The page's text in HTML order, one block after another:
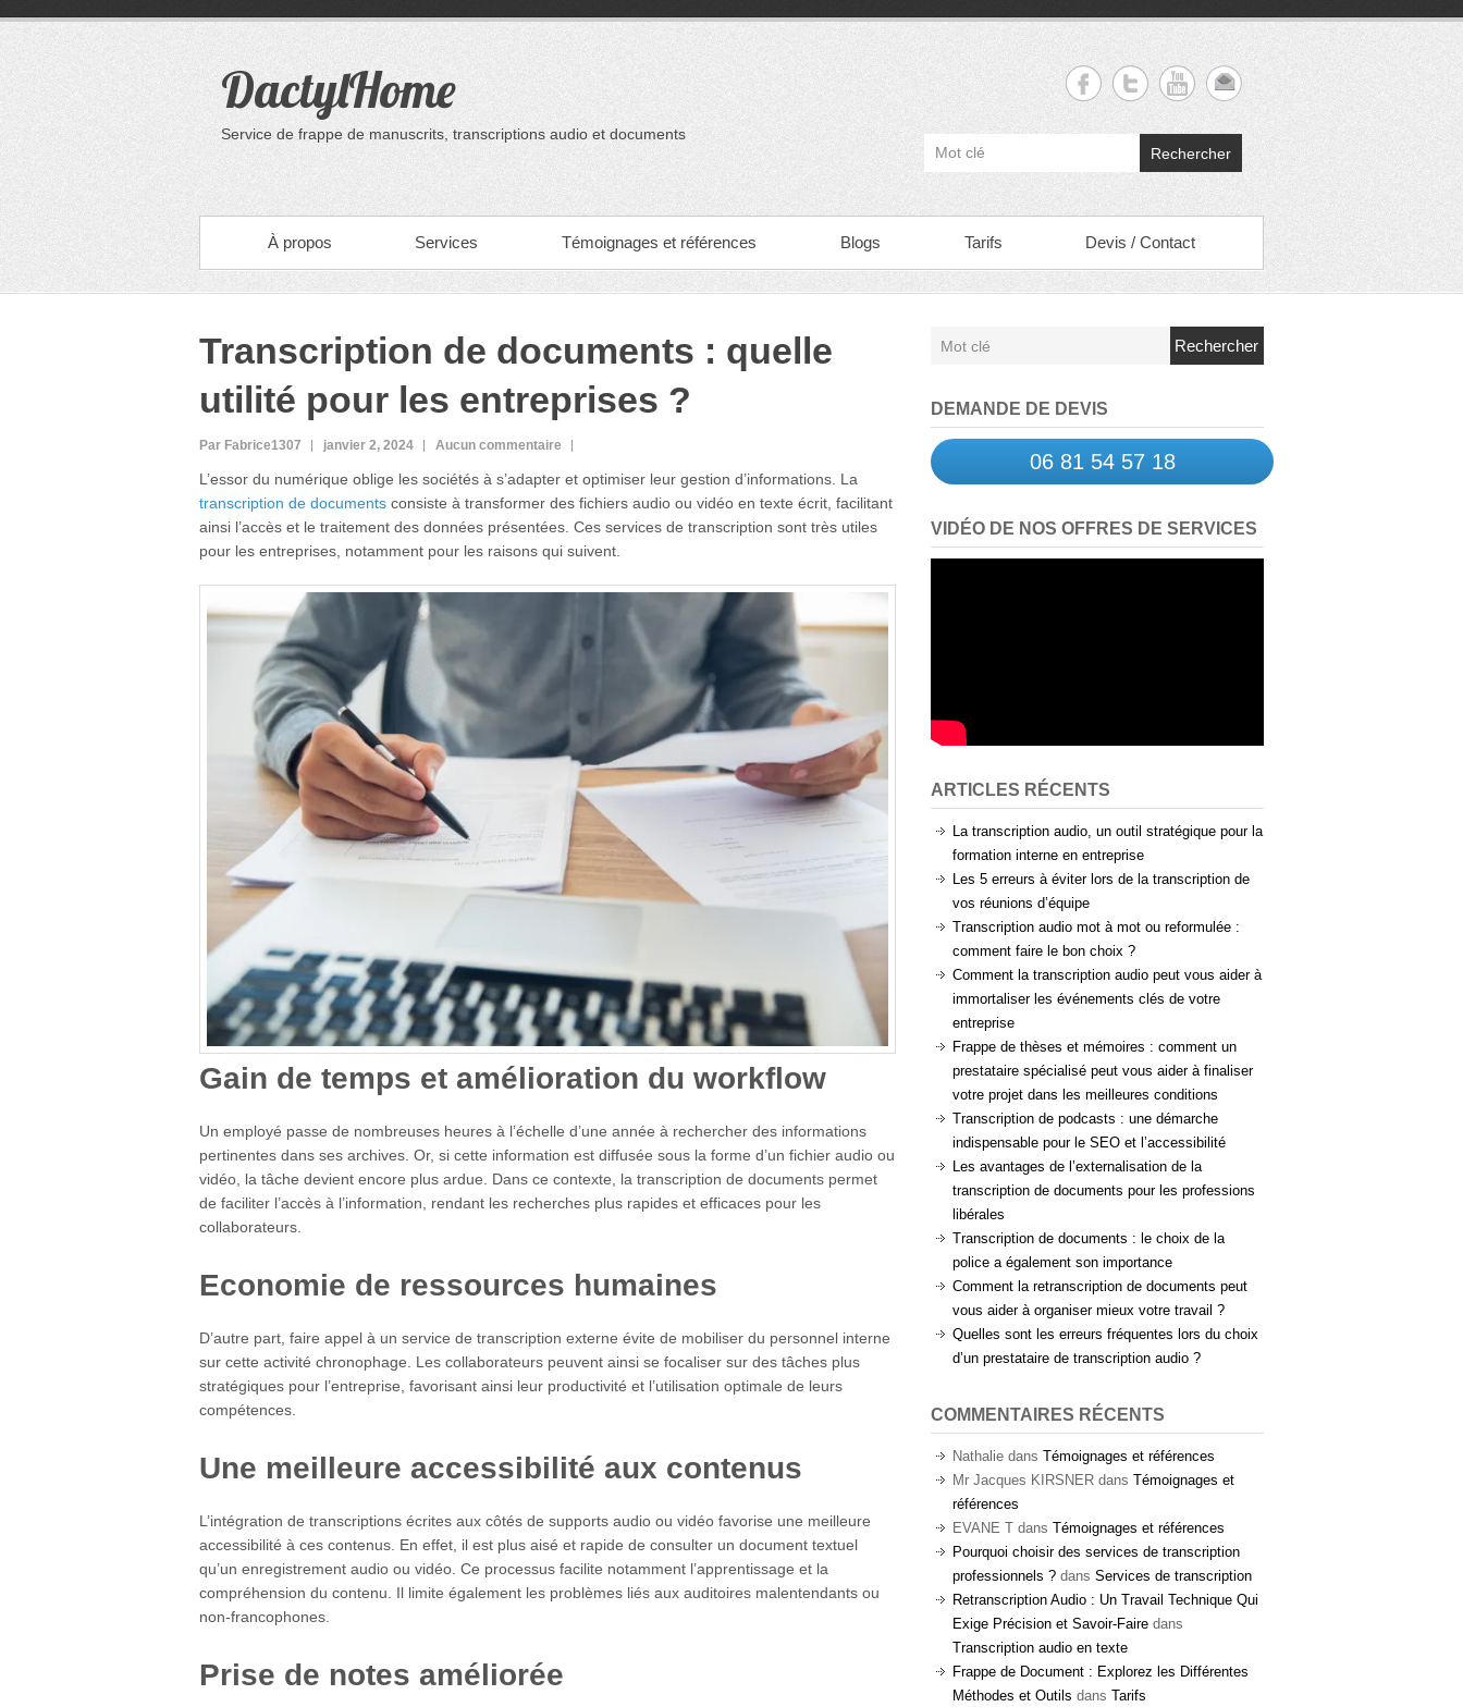
DactylHome
Service de frappe de manuscrits, transcriptions audio et documents
Rechercher
PRIMARY MENU
À propos Services Témoignages et références Blogs Tarifs Devis / Contact
Transcription de documents : quelle
utilité pour les entreprises ?
Par Fabrice1307 janvier 2, 2024 Aucun commentaire
L’essor du numérique oblige les sociétés à s’adapter et optimiser leur gestion d’informations. La
transcription de documents consiste à transformer des fichiers audio ou vidéo en texte écrit, facilitant
ainsi l’accès et le traitement des données présentées. Ces services de transcription sont très utiles
pour les entreprises, notamment pour les raisons qui suivent.
Gain de temps et amélioration du workflow
Un employé passe de nombreuses heures à l’échelle d’une année à rechercher des informations
pertinentes dans ses archives. Or, si cette information est diffusée sous la forme d’un fichier audio ou
vidéo, la tâche devient encore plus ardue. Dans ce contexte, la transcription de documents permet
de faciliter l’accès à l’information, rendant les recherches plus rapides et efficaces pour les
collaborateurs.
Economie de ressources humaines
D’autre part, faire appel à un service de transcription externe évite de mobiliser du personnel interne
sur cette activité chronophage. Les collaborateurs peuvent ainsi se focaliser sur des tâches plus
stratégiques pour l’entreprise, favorisant ainsi leur productivité et l’utilisation optimale de leurs
compétences.
Une meilleure accessibilité aux contenus
L’intégration de transcriptions écrites aux côtés de supports audio ou vidéo favorise une meilleure
accessibilité à ces contenus. En effet, il est plus aisé et rapide de consulter un document textuel
qu’un enregistrement audio ou vidéo. Ce processus facilite notamment l’apprentissage et la
compréhension du contenu. Il limite également les problèmes liés aux auditoires malentendants ou
non-francophones.
Prise de notes améliorée
Rechercher
DEMANDE DE DEVIS
06 81 54 57 18
VIDÉO DE NOS OFFRES DE SERVICES
ARTICLES RÉCENTS
La transcription audio, un outil stratégique pour la
formation interne en entreprise
Les 5 erreurs à éviter lors de la transcription de
vos réunions d’équipe
Transcription audio mot à mot ou reformulée :
comment faire le bon choix ?
Comment la transcription audio peut vous aider à
immortaliser les événements clés de votre
entreprise
Frappe de thèses et mémoires : comment un
prestataire spécialisé peut vous aider à finaliser
votre projet dans les meilleures conditions
Transcription de podcasts : une démarche
indispensable pour le SEO et l’accessibilité
Les avantages de l’externalisation de la
transcription de documents pour les professions
libérales
Transcription de documents : le choix de la
police a également son importance
Comment la retranscription de documents peut
vous aider à organiser mieux votre travail ?
Quelles sont les erreurs fréquentes lors du choix
d’un prestataire de transcription audio ?
COMMENTAIRES RÉCENTS
Nathaliedans Témoignages et références
Mr Jacques KIRSNERdans Témoignages et
références
EVANE Tdans Témoignages et références
Pourquoi choisir des services de transcription
professionnels ?dans Services de transcription
Retranscription Audio : Un Travail Technique Qui
Exige Précision et Savoir-Fairedans
Transcription audio en texte
Frappe de Document : Explorez les Différentes
Méthodes et Outils dans Tarifs